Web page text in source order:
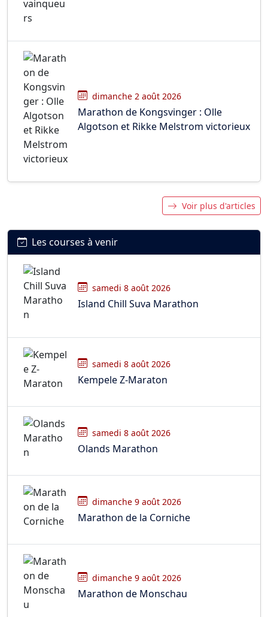
dimanche 2 août 2026
Marathon de Kongsvinger : Olle
Algotson et Rikke Melstrom victorieux
Voir plus d'articles
Les courses à venir
samedi 8 août 2026
Island Chill Suva Marathon
samedi 8 août 2026
Kempele Z-Maraton
samedi 8 août 2026
Olands Marathon
dimanche 9 août 2026
Marathon de la Corniche
dimanche 9 août 2026
Marathon de Monschau